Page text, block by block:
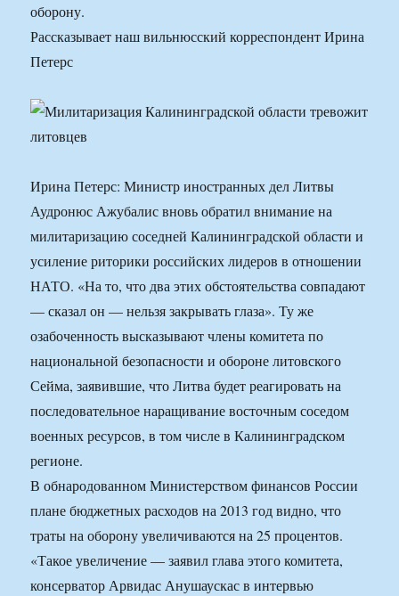
оборону.
Рассказывает наш вильнюсский корреспондент Ирина
Петерс
Ирина Петерс: Министр иностранных дел Литвы
Аудронюс Ажубалис вновь обратил внимание на
милитаризацию соседней Калининградской области и
усиление риторики российских лидеров в отношении
НАТО. «На то, что два этих обстоятельства совпадают
— сказал он — нельзя закрывать глаза». Ту же
озабоченность высказывают члены комитета по
национальной безопасности и обороне литовского
Сейма, заявившие, что Литва будет реагировать на
последовательное наращивание восточным соседом
военных ресурсов, в том числе в Калининградском
регионе.
В обнародованном Министерством финансов России
плане бюджетных расходов на 2013 год видно, что
траты на оборону увеличиваются на 25 процентов.
«Такое увеличение — заявил глава этого комитета,
консерватор Арвидас Анушаускас в интервью